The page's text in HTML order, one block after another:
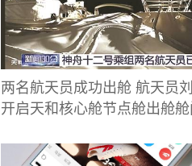
两名航天员成功出舱 航天员
开启天和核心舱节点舱出舱舱